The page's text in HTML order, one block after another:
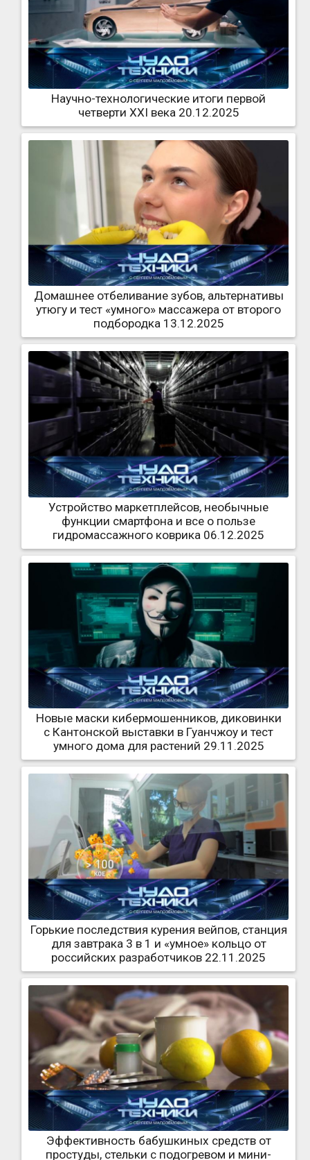
Научно-технологические итоги первой
четверти XXI века 20.12.2025
Домашнее отбеливание зубов, альтернативы
утюгу и тест «умного» массажера от второго
подбородка 13.12.2025
Устройство маркетплейсов, необычные
функции смартфона и все о пользе
гидромассажного коврика 06.12.2025
Новые маски кибермошенников, диковинки
с Кантонской выставки в Гуанчжоу и тест
умного дома для растений 29.11.2025
Горькие последствия курения вейпов, станция
для завтрака 3 в 1 и «умное» кольцо от
российских разработчиков 22.11.2025
Эффективность бабушкиных средств от
простуды, стельки с подогревом и мини-